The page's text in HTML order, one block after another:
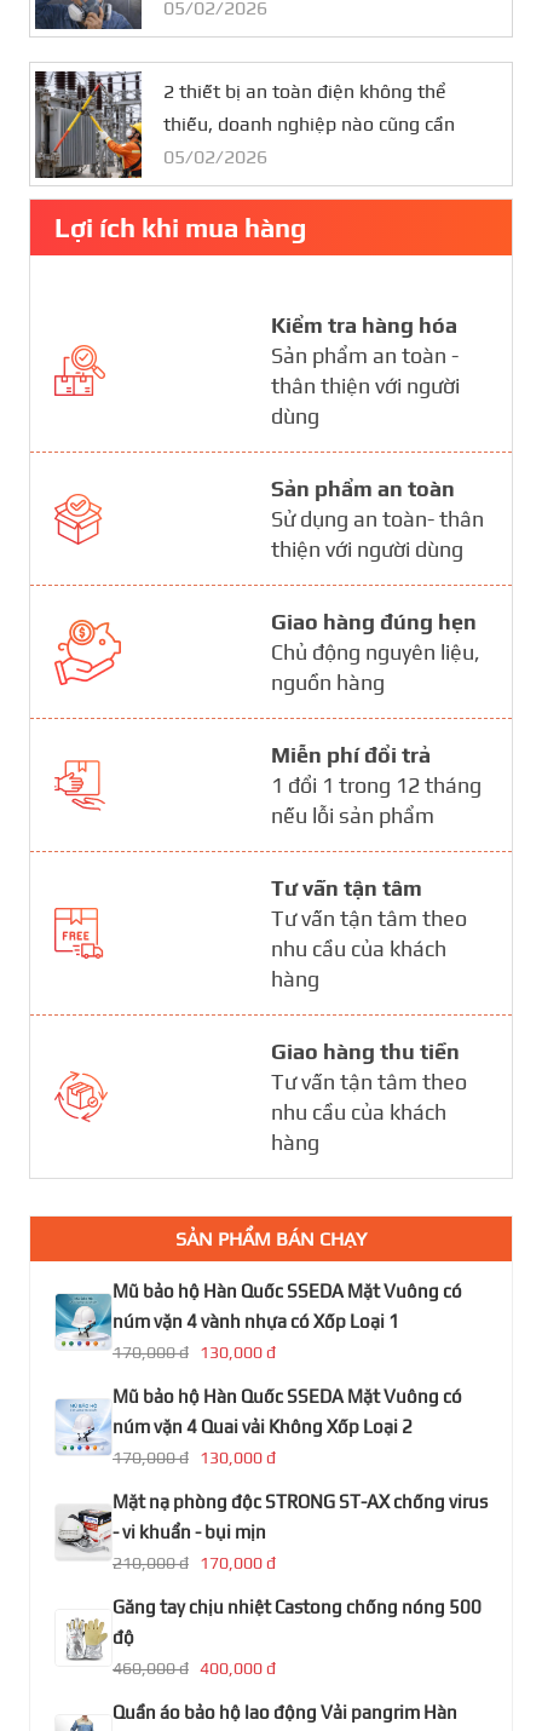
05/02/2026
2 thiết bị an toàn điện không thể
thiếu, doanh nghiệp nào cũng cần
05/02/2026
Lợi ích khi mua hàng
Kiểm tra hàng hóa
Sản phẩm an toàn -
thân thiện với người
dùng
Sản phẩm an toàn
Sử dụng an toàn- thân
thiện với người dùng
Giao hàng đúng hẹn
Chủ động nguyên liệu,
nguồn hàng
Miễn phí đổi trả
1 đổi 1 trong 12 tháng
nếu lỗi sản phẩm
Tư vấn tận tâm
Tư vấn tận tâm theo
nhu cầu của khách
hàng
Giao hàng thu tiền
Tư vấn tận tâm theo
nhu cầu của khách
hàng
SẢN PHẨM BÁN CHẠY
Mũ bảo hộ Hàn Quốc SSEDA Mặt Vuông có
núm vặn 4 vành nhựa có Xốp Loại 1
170,000 đ 130,000 đ
Mũ bảo hộ Hàn Quốc SSEDA Mặt Vuông có
núm vặn 4 Quai vải Không Xốp Loại 2
170,000 đ 130,000 đ
Mặt nạ phòng độc STRONG ST-AX chống virus
- vi khuẩn - bụi mịn
210,000 đ 170,000 đ
Găng tay chịu nhiệt Castong chống nóng 500
độ
460,000 đ 400,000 đ
Quần áo bảo hộ lao động Vải pangrim Hàn